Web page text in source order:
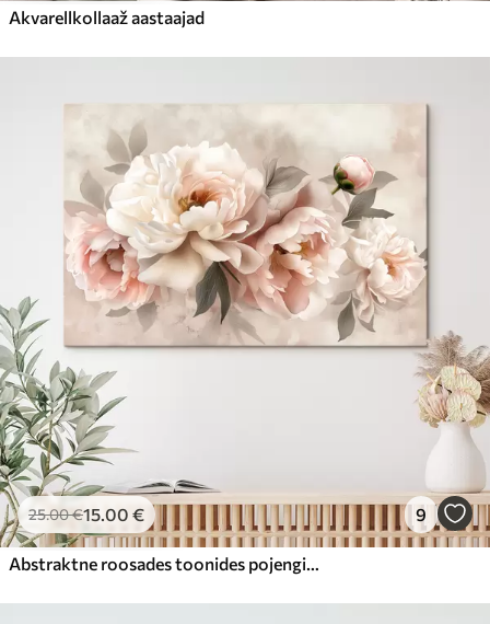
Akvarellkollaaž aastaajad
25.00€15.00 € 9
Abstraktne roosades toonides pojengide kimp